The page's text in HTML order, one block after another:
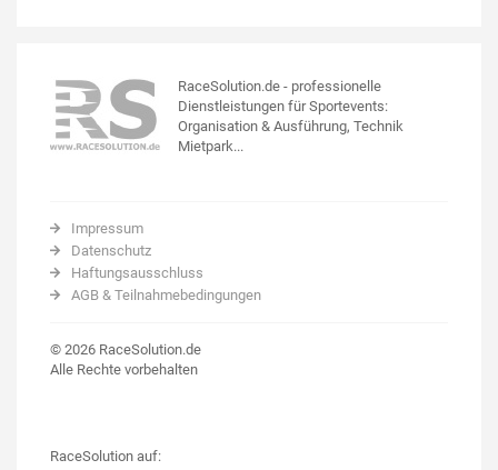
RaceSolution.de - professionelle
Dienstleistungen für Sportevents:
Organisation & Ausführung, Technik
Mietpark...
Impressum
Datenschutz
Haftungsausschluss
AGB & Teilnahmebedingungen
© 2026 RaceSolution.de
Alle Rechte vorbehalten
RaceSolution auf: